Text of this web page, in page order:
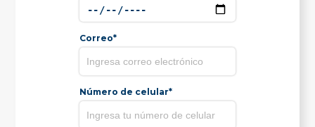
Correo*
Número de celular*